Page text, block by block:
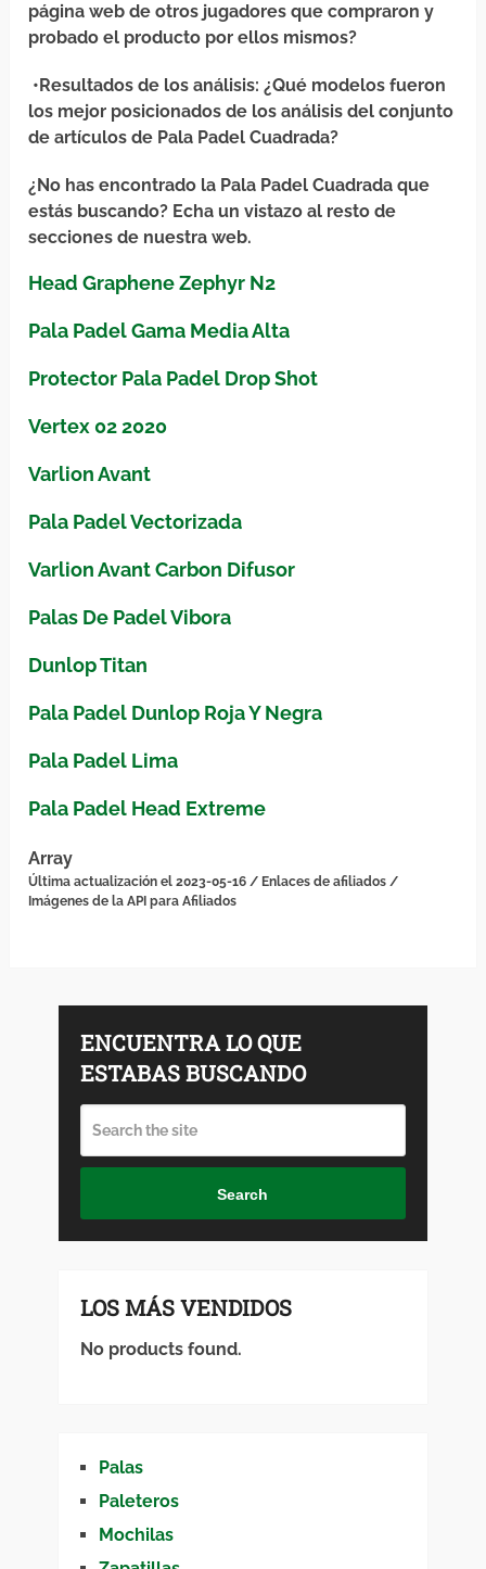
página web de otros jugadores que compraron y
probado el producto por ellos mismos?
• Resultados de los análisis: ¿Qué modelos fueron
los mejor posicionados de los análisis del conjunto
de artículos de Pala Padel Cuadrada?
¿No has encontrado la Pala Padel Cuadrada que
estás buscando? Echa un vistazo al resto de
secciones de nuestra web.
Head Graphene Zephyr N2
Pala Padel Gama Media Alta
Protector Pala Padel Drop Shot
Vertex 02 2020
Varlion Avant
Pala Padel Vectorizada
Varlion Avant Carbon Difusor
Palas De Padel Vibora
Dunlop Titan
Pala Padel Dunlop Roja Y Negra
Pala Padel Lima
Pala Padel Head Extreme
Array
Última actualización el 2023-05-16 / Enlaces de afiliados /
Imágenes de la API para Afiliados
ENCUENTRA LO QUE
ESTABAS BUSCANDO
Search
LOS MÁS VENDIDOS
No products found.
Palas
Paleteros
Mochilas